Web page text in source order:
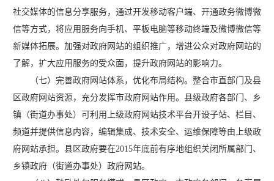
社交媒体的信息分享服务，通过开发移动客户端、开通政务微博微
信等方式，将应用服务向手机、平板电脑等移动终端及微博微信等
新媒体拓展。加强对政府网站的组织推广，增进公众对政府网站的
了解，扩大应用服务的受众面，提升政府网站的影响力。
（七）完善政府网站体系，优化布局结构。整合市直部门及县
区政府网站资源，充分发挥市政府网站作用。县级政府各部门、乡
镇（街道办事处）可利用上级政府网站技术平台开设子站、栏目、
频道并提供信息内容，编辑集成、技术安全、运维保障等由上级政
府网站承担。县区政府要在2015年底前有序地组织关闭所属部门、
乡镇政府（街道办事处）政府网站。